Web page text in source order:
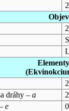
dráhy – a
e